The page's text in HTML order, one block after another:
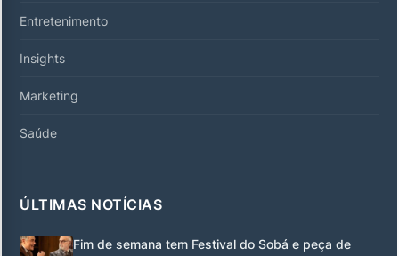
Entretenimento
Insights
Marketing
Saúde
ÚLTIMAS NOTÍCIAS
Fim de semana tem Festival do Sobá e peça de